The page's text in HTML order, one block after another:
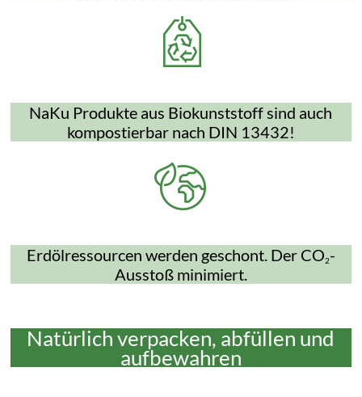
NaKu Produkte aus Biokunststoff sind auch
kompostierbar nach DIN 13432!
Erdölressourcen werden geschont. Der CO2-
Ausstoß minimiert.
Natürlich verpacken, abfüllen und
aufbewahren